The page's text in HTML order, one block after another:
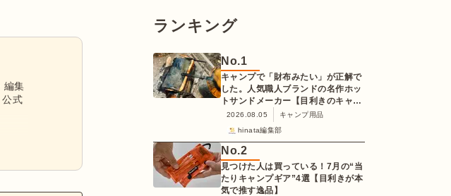
編集
式
ランキング
No.1
キャンプで「財布みたい」が正解で
した。人気職人ブランドの名作ホッ
トサンドメーカー【目利きのキャン
プギア】
2026.08.05
キャンプ用品
hinata編集部
No.2
見つけた人は買っている！7月の“当
たりキャンプギア”4選【目利きが本
気で推す逸品】